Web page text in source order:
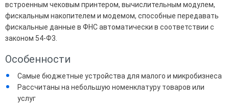
встроенным чековым принтером, вычислительным модулем,
фискальным накопителем и модемом, способные передавать
фискальные данные в ФНС автоматически в соответствии с
законом 54-Ф3.
Особенности
Самые бюджетные устройства для малого и микробизнеса
Рассчитаны на небольшую номенклатуру товаров или
услуг